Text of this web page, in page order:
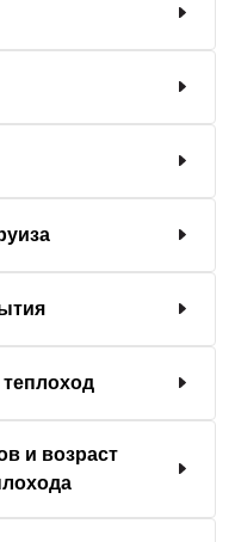
и возраст